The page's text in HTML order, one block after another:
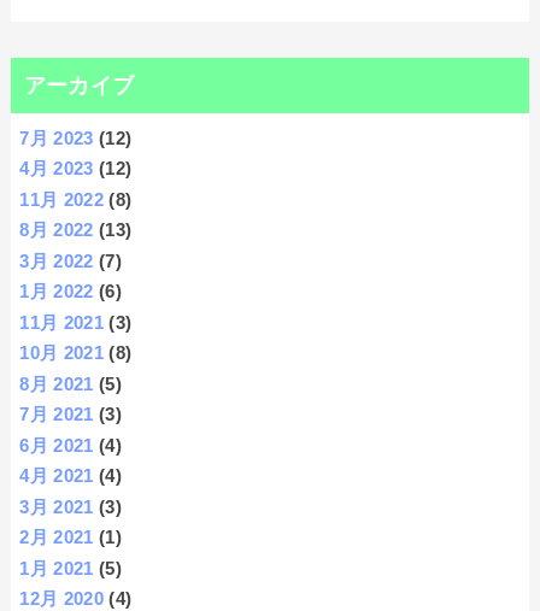
アーカイブ
7月 2023 (12)
4月 2023 (12)
11月 2022 (8)
8月 2022 (13)
3月 2022 (7)
1月 2022 (6)
11月 2021 (3)
10月 2021 (8)
8月 2021 (5)
7月 2021 (3)
6月 2021 (4)
4月 2021 (4)
3月 2021 (3)
2月 2021 (1)
1月 2021 (5)
12月 2020 (4)